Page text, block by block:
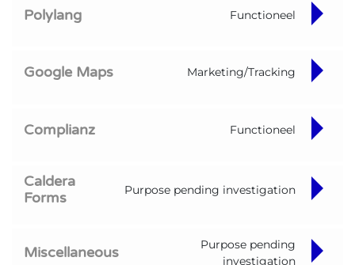
Polylang Functioneel
Google Maps Marketing/Tracking
Complianz Functioneel
Caldera
Forms
Purpose pending investigation
Miscellaneous
Purpose pending
investigation